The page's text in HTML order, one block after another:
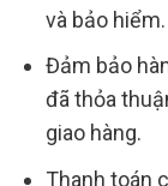
và bảo hiểm.
Đảm bảo
đã thỏa
giao hàng.
Thanh toán